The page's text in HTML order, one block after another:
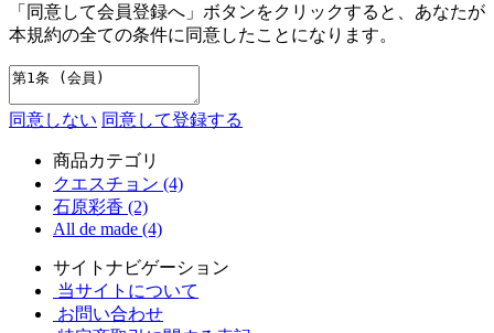
「同意して会員登録へ」ボタンをクリックすると、あなたが
本規約の全ての条件に同意したことになります。
同意しない 同意して登録する
商品カテゴリ
クエスチョン (4)
石原彩香 (2)
All de made (4)
サイトナビゲーション
当サイトについて
お問い合わせ